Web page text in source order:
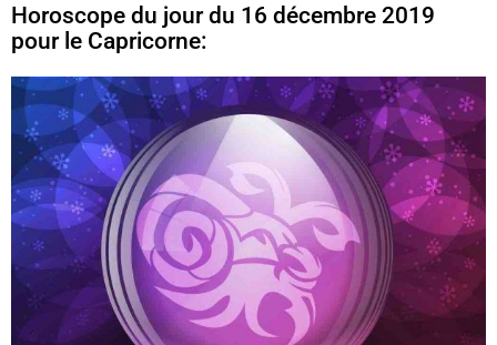
Horoscope du jour du 16 décembre 2019
pour le Capricorne: